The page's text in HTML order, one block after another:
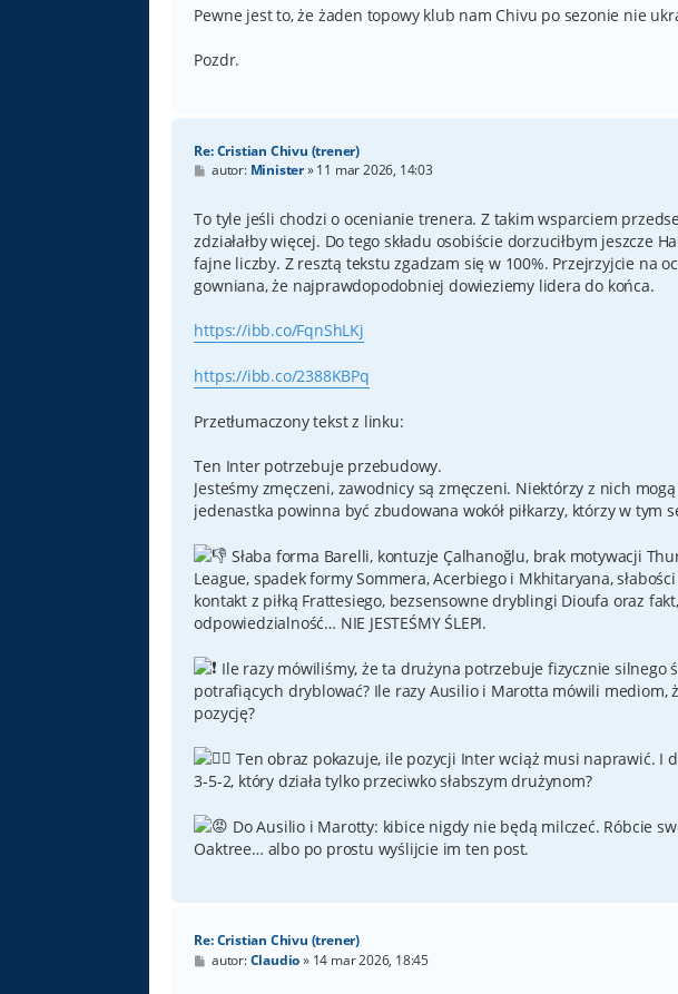
t
Pewne jest to, że żaden topowy klub nam Chivu po sezonie nie
Pozdr.
Re: Cristian Chivu (trener)
P
t
autor: Minister»11 mar 2026, 14:03
To tyle jeśli chodzi o ocenianie trenera. Z takim wsparciem
zdziałałby więcej. Do tego składu osobiście dorzuciłbym jeszcze
fajne liczby. Z resztą tekstu zgadzam się w 100%. Przejrzyjcie na
gowniana, że najprawdopodobniej dowieziemy lidera do końca.
https://ibb.co/FqnShLKj
https://ibb.co/2388KBPq
Przetłumaczony tekst z linku:
Ten Inter potrzebuje przebudowy.
Jesteśmy zmęczeni, zawodnicy są zmęczeni. Niektórzy z nich
jedenastka powinna być zbudowana wokół piłkarzy, którzy w tym
Słaba forma Barelli, kontuzje Çalhanoğlu, brak motywacji
League, spadek formy Sommera, Acerbiego i Mkhitaryana,
kontakt z piłką Frattesiego, bezsensowne dryblingi Dioufa oraz
odpowiedzialność… NIE JESTEŚMY ŚLEPI.
Ile razy mówiliśmy, że ta drużyna potrzebuje fizycznie
potrafiących dryblować? Ile razy Ausilio i Marotta mówili mediom,
pozycję?
Ten obraz pokazuje, ile pozycji Inter wciąż musi naprawić. I
3-5-2, który działa tylko przeciwko słabszym drużynom?
Do Ausilio i Marotty: kibice nigdy nie będą milczeć. Róbcie
Oaktree… albo po prostu wyślijcie im ten post.
Re: Cristian Chivu (trener)
Pautor:Claudio» 14 mar 2026, 18:45